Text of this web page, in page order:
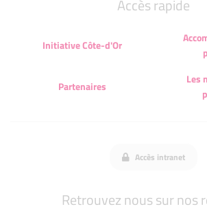
Accès rapide
Initiative Côte-d'Or
Partenaires
Les
Accès intranet
Retrouvez nous sur nos